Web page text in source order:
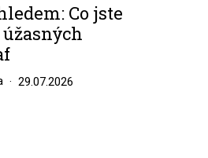
Co jste
29.07.2026